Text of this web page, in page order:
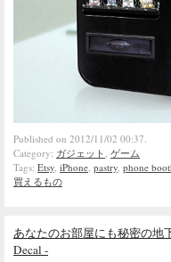
Published on 2012/11/02 00:37.
Category: ガジェット ゲーム
Tags: Etsy iPhone pastry phone
買えるもの
あなたのお部屋にも秘密の地
Decal -